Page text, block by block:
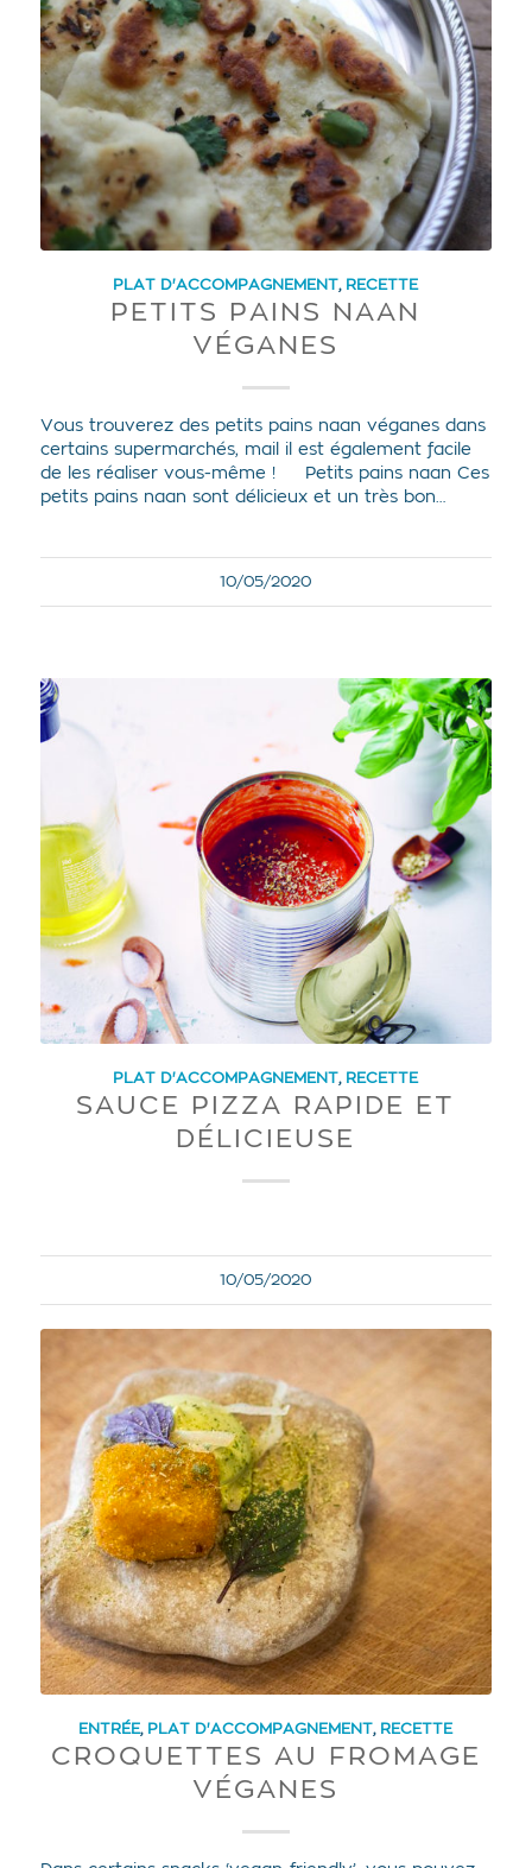
PLAT D'ACCOMPAGNEMENT, RECETTE
PETITS PAINS NAAN
VÉGANES
Vous trouverez des petits pains naan véganes dans
certains supermarchés, mail il est également facile
de les réaliser vous-même ! Petits pains naan Ces
petits pains naan sont délicieux et un très bon…
10/05/2020
PLAT D'ACCOMPAGNEMENT, RECETTE
SAUCE PIZZA RAPIDE ET
DÉLICIEUSE
10/05/2020
ENTRÉE, PLAT D'ACCOMPAGNEMENT, RECETTE
CROQUETTES AU FROMAGE
VÉGANES